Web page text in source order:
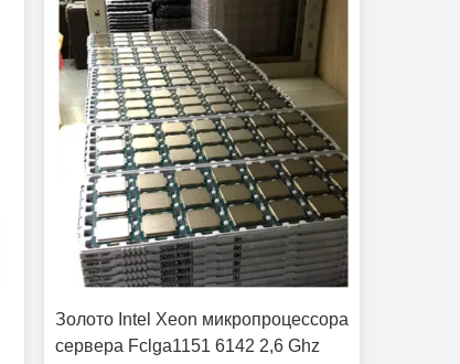
Золото Intel Xeon микропроцессора
сервера Fclga1151 6142 2,6 Ghz